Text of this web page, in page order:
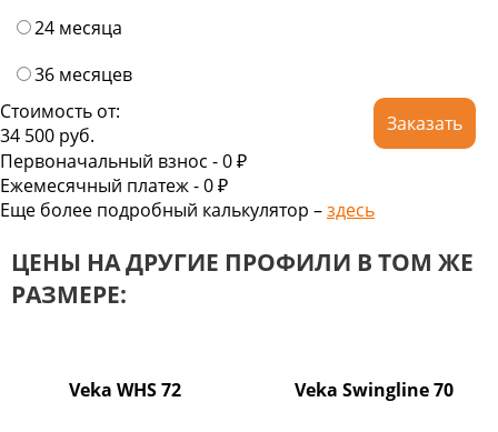
24 месяца
36 месяцев
Стоимость от:
34 500 руб.
Заказать
Первоначальный взнос -0 ₽
Ежемесячный платеж -0₽
Еще более подробный калькулятор –здесь
ЦЕНЫ НА ДРУГИЕ ПРОФИЛИ В ТОМ ЖЕ
РАЗМЕРЕ:
Veka WHS 72 Veka Swingline 70